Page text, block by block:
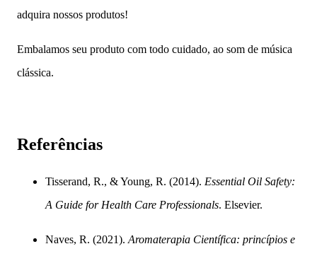
adquira nossos produtos!
Embalamos seu produto com todo cuidado, ao som de música
clássica.
Referências
Tisserand, R., & Young, R. (2014). Essential Oil Safety:
A Guide for Health Care Professionals. Elsevier.
Naves, R. (2021). Aromaterapia Científica: princípios e